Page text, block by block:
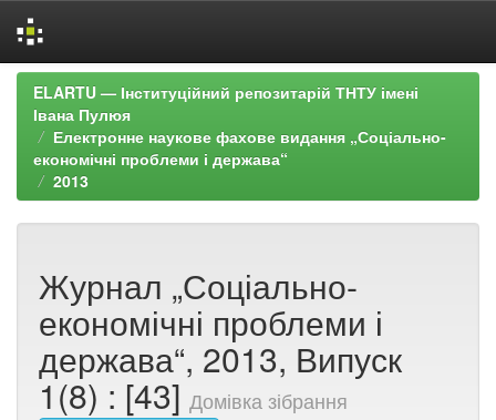
Skip
navigation
ELARTU — Інституційний репозитарій ТНТУ імені
Івана Пулюя
Електронне наукове фахове видання „Соціально-
економічні проблеми і держава“
2013
Журнал „Соціально-
економічні проблеми і
держава“, 2013, Випуск
1(8) : [43] Домівка зібрання